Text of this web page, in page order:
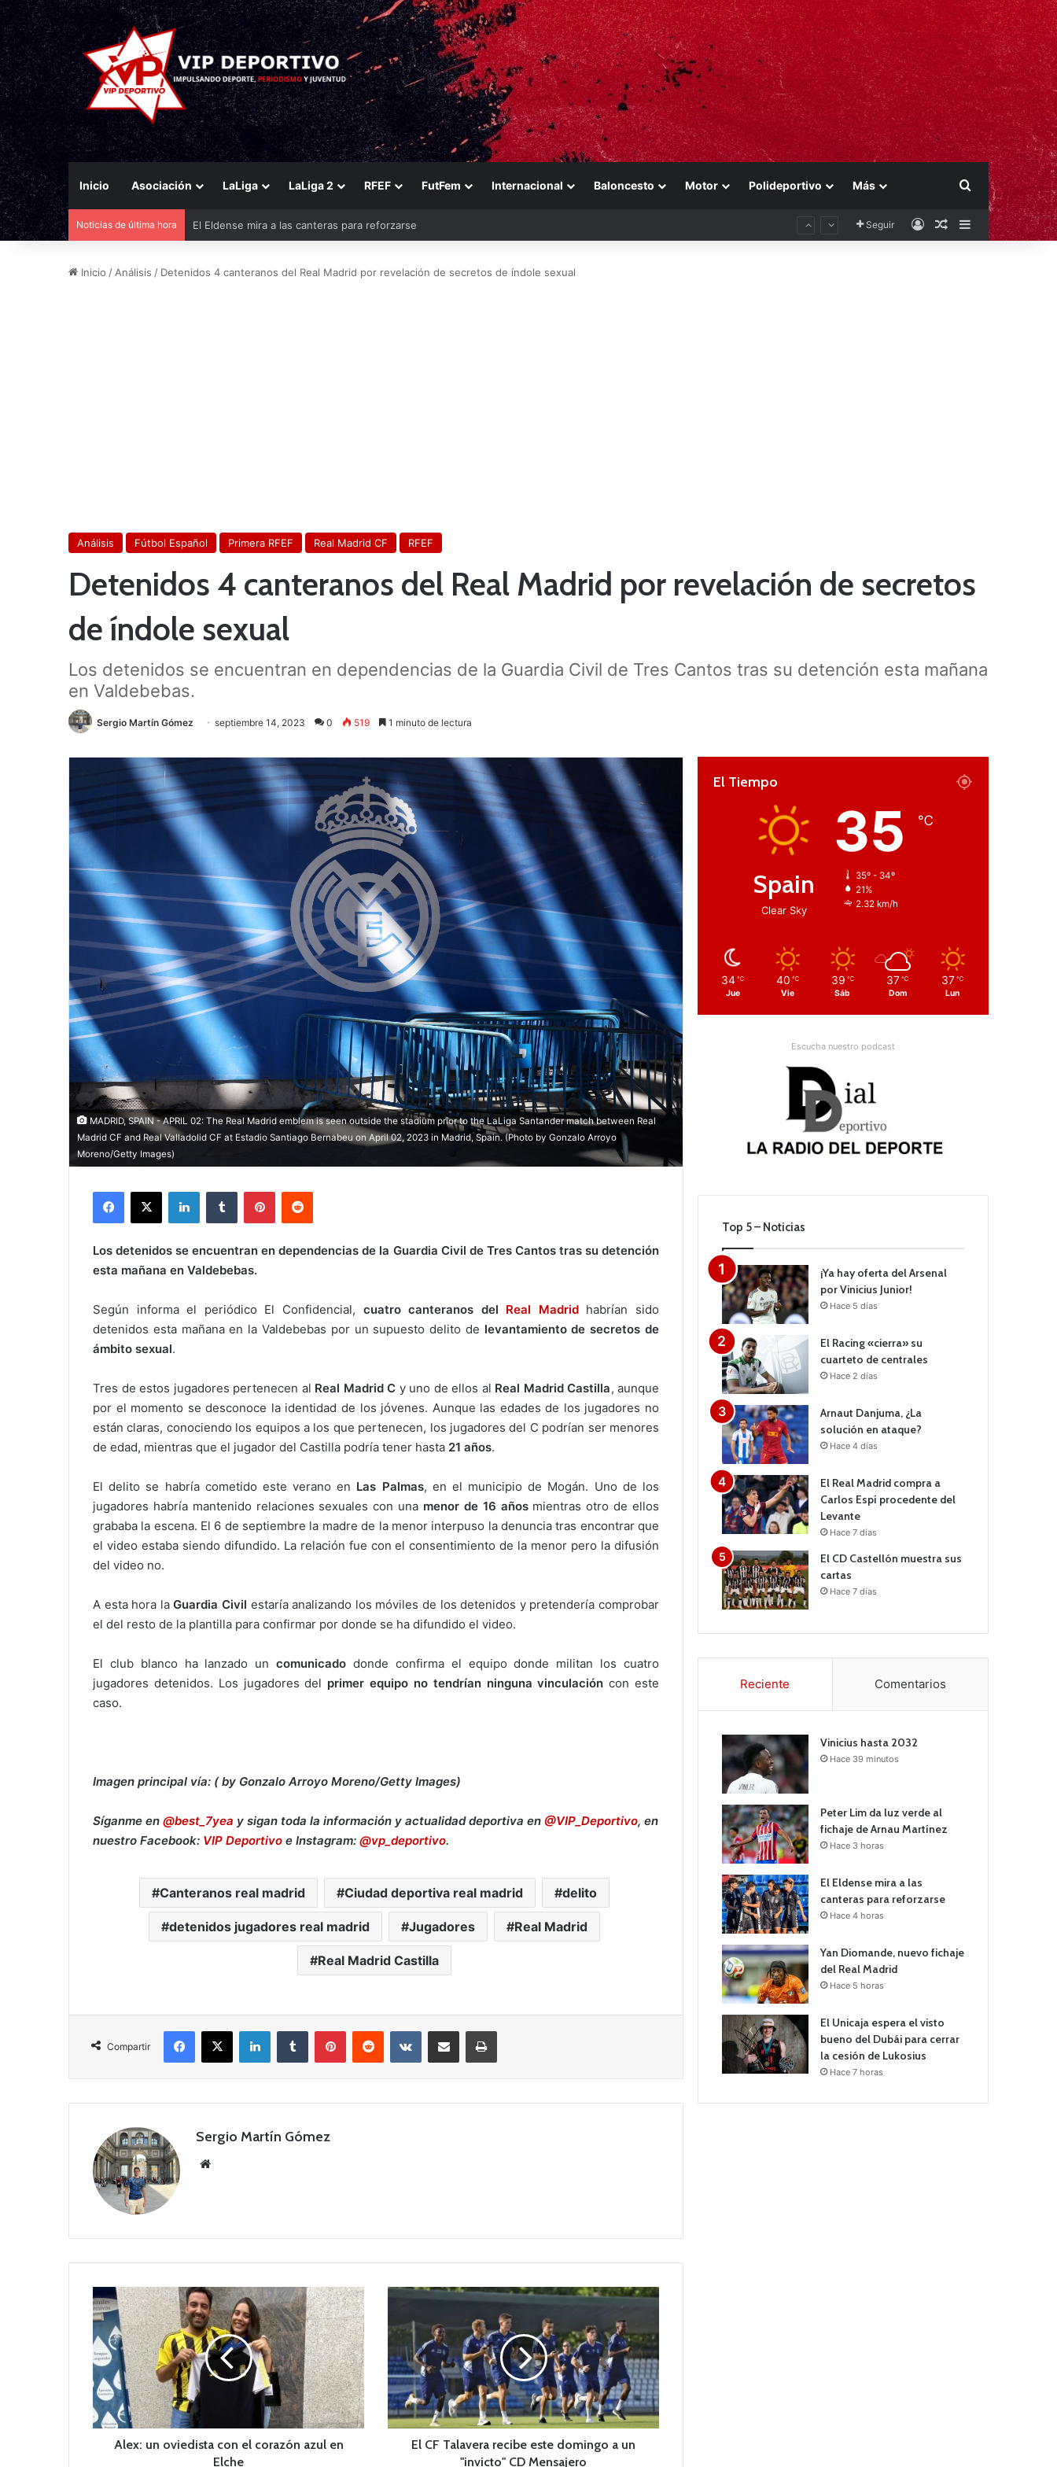
Inicio Asociación LaLiga LaLiga 2 RFEF FutFem Internacional Baloncesto Motor Polideportivo Más Buscar por
Noticias de última hora Seguir AccesoPublicación al
Barra lateral
Inicio / Análisis / Detenidos 4 canteranos del Real Madrid por revelación de secretos de índole sexual
Análisis Fútbol Español Primera RFEF Real Madrid CF RFEF
Detenidos 4 canteranos del Real Madrid por revelación de secretos
de índole sexual
Los detenidos se encuentran en dependencias de la Guardia Civil de Tres Cantos tras su detención esta mañana
en Valdebebas.
Sergio Martín Gómez septiembre 14, 2023 0 519 1 minuto de lectura
MADRID, SPAIN - APRIL 02: The Real Madrid emblem is seen outside the stadium prior to the LaLiga Santander match between Real
Madrid CF and Real Valladolid CF at Estadio Santiago Bernabeu on April 02, 2023 in Madrid, Spain. (Photo by Gonzalo Arroyo
Moreno/Getty Images)
Los detenidos se encuentran en dependencias de la Guardia Civil de Tres Cantos tras su detención
esta mañana en Valdebebas.
Según informa el periódico El Confidencial, cuatro canteranos del Real Madridhabrían sido
detenidos esta mañana en la Valdebebas por un supuesto delito de levantamiento de secretos de
ámbito sexual.
Tres de estos jugadores pertenecen al Real Madrid C y uno de ellos al Real Madrid Castilla, aunque
por el momento se desconoce la identidad de los jóvenes. Aunque las edades de los jugadores no
están claras, conociendo los equipos a los que pertenecen, los jugadores del C podrían ser menores
de edad, mientras que el jugador del Castilla podría tener hasta 21 años.
El delito se habría cometido este verano en Las Palmas, en el municipio de Mogán. Uno de los
jugadores habría mantenido relaciones sexuales con una menor de 16 añosmientras otro de ellos
grababa la escena. El 6 de septiembre la madre de la menor interpuso la denuncia tras encontrar que
el video estaba siendo difundido. La relación fue con el consentimiento de la menor pero la difusión
del video no.
A esta hora laGuardia Civil estaría analizando los móviles de los detenidos y pretendería comprobar
el del resto de la plantilla para confirmar por donde se ha difundido el video.
El club blanco ha lanzado uncomunicado donde confirma el equipo donde militan los cuatro
jugadores detenidos. Los jugadores del primer equipo no tendrían ninguna vinculación con este
caso.
Imagen principal vía: ( by Gonzalo Arroyo Moreno/Getty Images)
Síganme en @best_7yea y sigan toda la información y actualidad deportiva en @VIP_Deportivo, en
nuestro Facebook: VIP Deportivo e Instagram: @vp_deportivo.
Canteranos real madrid Ciudad deportiva real madrid delito
detenidos jugadores real madrid Jugadores Real Madrid
Real Madrid Castilla
Compartir
Sergio Martín Gómez
A
l
e
x
:
u
n
o
v
Alex: un oviedista con el corazón azul en
Elche
C
T
a
l
a
v
El CF Talavera recibe este domingo a un
"invicto" CD Mensajero
El Tiempo
Spain
Clear Sky
35 ℃
35º - 34º
21%
2.32 km/h
34 ℃
Jue
40 ℃
Vie
39 ℃
Sáb
37 ℃
Dom
37 ℃
Lun
Escucha nuestro podcast
Top 5 – Noticias
¡Ya hay oferta del Arsenal
por Vinicius Junior!
Hace 5 días
El Racing «cierra» su
cuarteto de centrales
Hace 2 días
Arnaut Danjuma, ¿La
solución en ataque?
Hace 4 días
El Real Madrid compra a
Carlos Espí procedente del
Levante
Hace 7 días
El CD Castellón muestra sus
cartas
Hace 7 días
Reciente Comentarios
Vinicius hasta 2032
Hace 39 minutos
Peter Lim da luz verde al
fichaje de Arnau Martínez
Hace 3 horas
El Eldense mira a las
canteras para reforzarse
Hace 4 horas
Yan Diomande, nuevo fichaje
del Real Madrid
Hace 5 horas
El Unicaja espera el visto
bueno del Dubái para cerrar
la cesión de Lukosius
Hace 7 horas